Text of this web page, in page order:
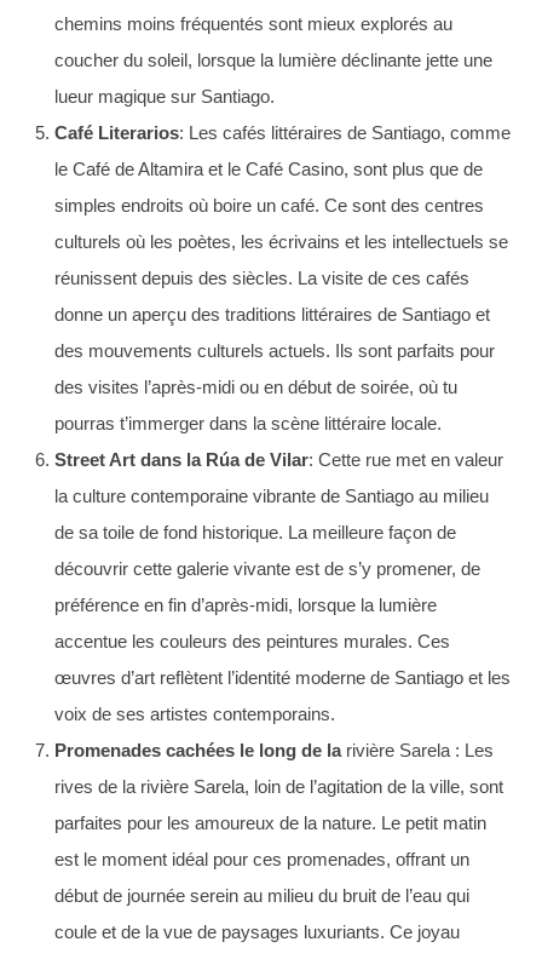
chemins moins fréquentés sont mieux explorés au
coucher du soleil, lorsque la lumière déclinante jette une
lueur magique sur Santiago.
Café Literarios: Les cafés littéraires de Santiago, comme
le Café de Altamira et le Café Casino, sont plus que de
simples endroits où boire un café. Ce sont des centres
culturels où les poètes, les écrivains et les intellectuels se
réunissent depuis des siècles. La visite de ces cafés
donne un aperçu des traditions littéraires de Santiago et
des mouvements culturels actuels. Ils sont parfaits pour
des visites l’après-midi ou en début de soirée, où tu
pourras t’immerger dans la scène littéraire locale.
Street Art dans la Rúa de Vilar: Cette rue met en valeur
la culture contemporaine vibrante de Santiago au milieu
de sa toile de fond historique. La meilleure façon de
découvrir cette galerie vivante est de s’y promener, de
préférence en fin d’après-midi, lorsque la lumière
accentue les couleurs des peintures murales. Ces
œuvres d’art reflètent l’identité moderne de Santiago et les
voix de ses artistes contemporains.
Promenades cachées le long de larivière Sarela : Les
rives de la rivière Sarela, loin de l’agitation de la ville, sont
parfaites pour les amoureux de la nature. Le petit matin
est le moment idéal pour ces promenades, offrant un
début de journée serein au milieu du bruit de l’eau qui
coule et de la vue de paysages luxuriants. Ce joyau